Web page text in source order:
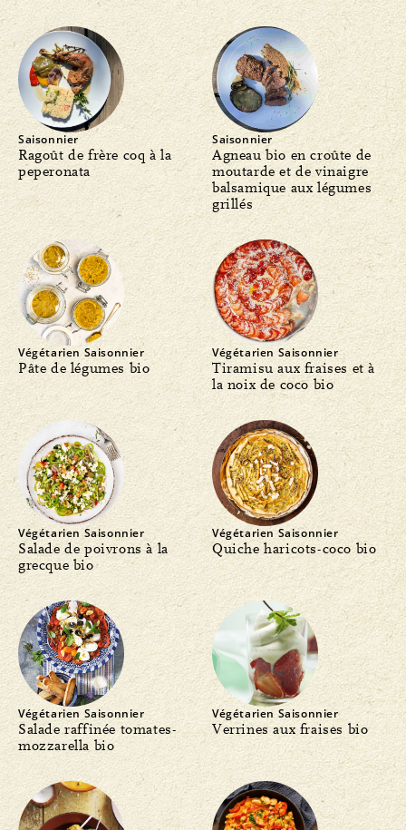
Saisonnier
Ragoût de frère coq à la
peperonata
Saisonnier
Agneau bio en croûte de
moutarde et de vinaigre
balsamique aux légumes
grillés
Végétarien Saisonnier
Pâte de légumes bio
Végétarien Saisonnier
Tiramisu aux fraises et à
la noix de coco bio
Végétarien Saisonnier
Salade de poivrons à la
grecque bio
Végétarien Saisonnier
Quiche haricots-coco bio
Végétarien Saisonnier
Salade raffinée tomates-
mozzarella bio
Végétarien Saisonnier
Verrines aux fraises bio